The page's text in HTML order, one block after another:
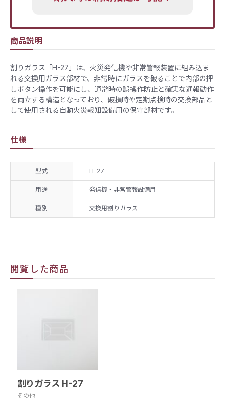
商品説明
割りガラス「H-27」は、火災発信機や非常警報装置に組み込ま
れる交換用ガラス部材で、非常時にガラスを破ることで内部の押
しボタン操作を可能にし、通常時の誤操作防止と確実な通報動作
を両立する構造となっており、破損時や定期点検時の交換部品と
して使用される自動火災報知設備用の保守部材です。
仕様
型式 H-27
用途 発信機・非常警報設備用
種別 交換用割りガラス
閲覧した商品
割りガラス H-27
その他